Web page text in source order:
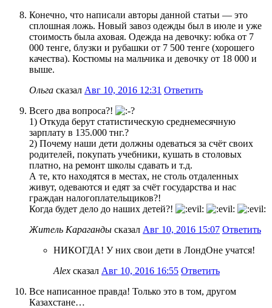
Конечно, что написали авторы данной статьи — это
сплошная ложь. Новый завоз одежды был в июле и уже
стоимость была аховая. Одежда на девочку: юбка от 7
000 тенге, блузки и рубашки от 7 500 тенге (хорошего
качества). Костюмы на мальчика и девочку от 18 000 и
выше.
Ольга сказал Авг 10, 2016 12:31 Ответить
Всего два вопроса?!
1) Откуда берут статистическую среднемесячную
зарплату в 135.000 тнг.?
2) Почему наши дети должны одеваться за счёт своих
родителей, покупать учебники, кушать в столовых
платно, на ремонт школы сдавать и т.д.
А те, кто находятся в местах, не столь отдаленных
живут, одеваются и едят за счёт государства и нас
граждан налогоплательщиков?!
Когда будет дело до наших детей?!
Житель Караганды сказал Авг 10, 2016 15:07 Ответить
НИКОГДА! У них свои дети в ЛондОне учатся!
Alex сказал Авг 10, 2016 16:55 Ответить
Все написанное правда! Только это в том, другом
Казахстане…